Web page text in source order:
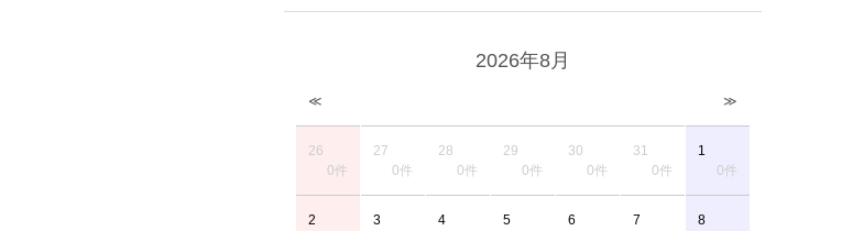
2026年8月
≪ ≫
26
0件
27
0件
28
0件
29
0件
30
0件
31
0件
1
0件
2
3
4
5
6
7
8